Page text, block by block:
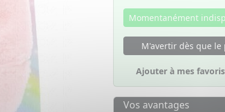
Momentanément
M'avertir dès que
Ajouter à mes favoris
Vos avantages